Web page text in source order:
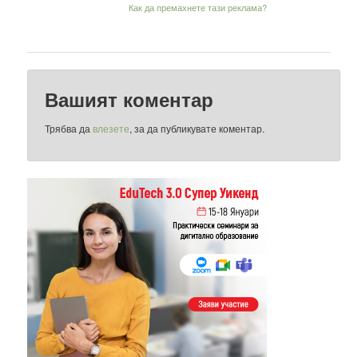
Как да премахнете тази реклама?
Вашият коментар
Трябва да влезете, за да публикувате коментар.